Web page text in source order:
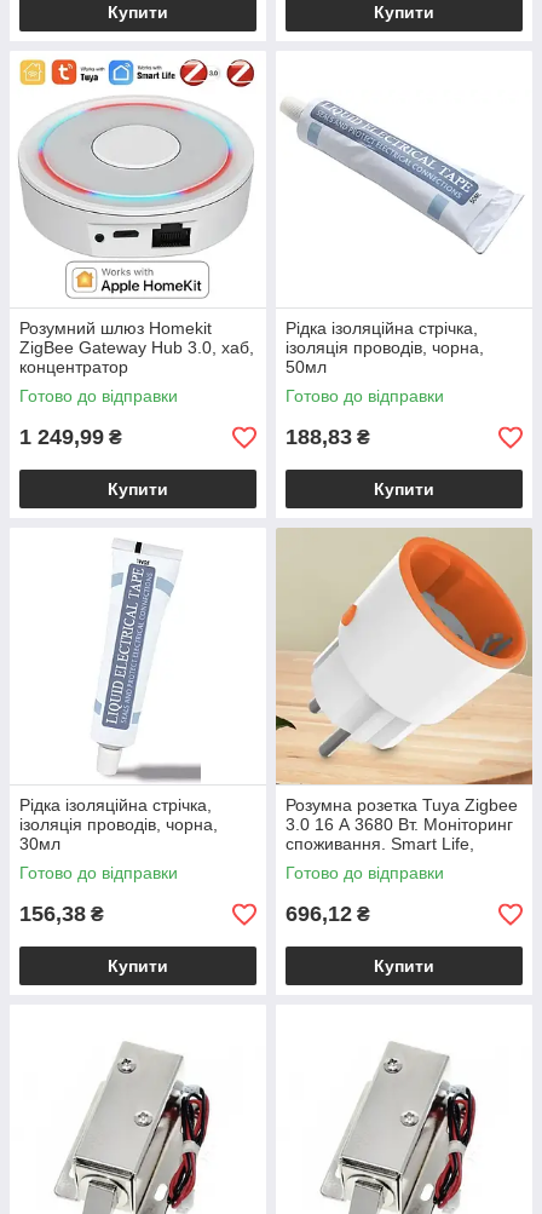
Купити Купити
Розумний шлюз Homekit
ZigBee Gateway Hub 3.0, хаб,
концентратор
Готово до відправки
1 249,99 ₴
Купити
Рідка ізоляційна стрічка,
ізоляція проводів, чорна,
50мл
Готово до відправки
188,83 ₴
Купити
Рідка ізоляційна стрічка,
ізоляція проводів, чорна,
30мл
Готово до відправки
156,38 ₴
Купити
Розумна розетка Tuya Zigbee
3.0 16 А 3680 Вт. Моніторинг
споживання. Smart Life,
Home Assistant, Alexa, Google
Готово до відправки
696,12 ₴
Купити